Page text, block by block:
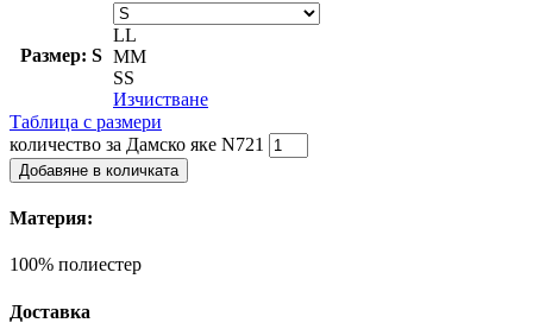
Размер: S
LL
MM
SS
Изчистване
Таблица с размери
количество за Дамско яке N721
Добавяне в количката
Материя:
100% полиестер
Доставка